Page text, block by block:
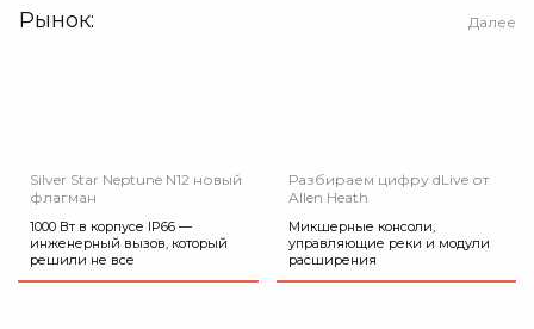
Рынок:
Silver Star Neptune N12 новый
флагман
1000 Вт в корпусе IP66 —
инженерный вызов, который
решили не все
Разбираем цифру dLive от
Allen Heath
Микшерные консоли,
управляющие реки и модули
расширения
Далее